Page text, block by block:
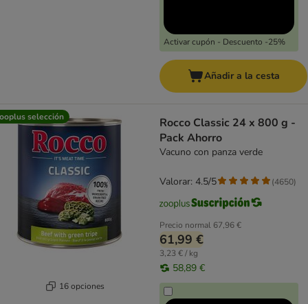
Activar cupón - Descuento -25%
Añadir a la cesta
selección
16 opciones
Rocco Classic 24 x 800 g -
Pack Ahorro
Vacuno con panza verde
Precio normal 67,96 €
61,99 €
3,23 € / kg
58,89 €
Valorar: 4.5/5 (4650)